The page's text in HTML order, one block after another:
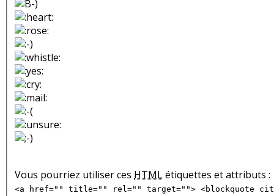
Vous pourriez utiliser ces HTMLétiquettes et attributs :
<a href="" title="" rel="" target=""> <blockquote